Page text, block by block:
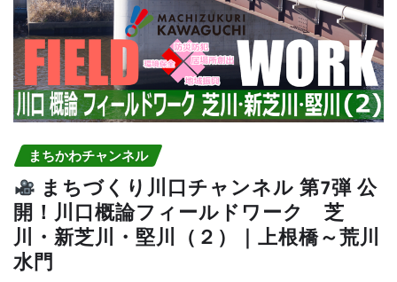
まちかわチャンネル
まちづくり川口チャンネル 第7弾 公
開！川口概論フィールドワーク 芝
川・新芝川・堅川（２）｜上根橋～荒川
水門